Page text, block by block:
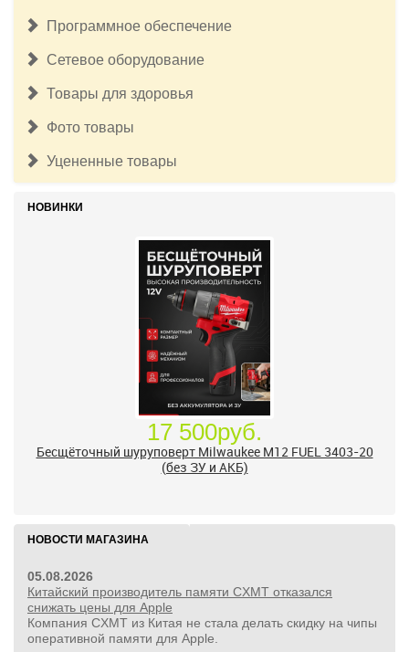
Программное обеспечение
Сетевое оборудование
Товары для здоровья
Фото товары
Уцененные товары
НОВИНКИ
17 500руб.
Бесщёточный шуруповерт Milwaukee M12 FUEL 3403-20
(без ЗУ и АКБ)
НОВОСТИ МАГАЗИНА
05.08.2026
Китайский производитель памяти CXMT отказался
снижать цены для Apple
Компания CXMT из Китая не стала делать скидку на чипы
оперативной памяти для Apple.